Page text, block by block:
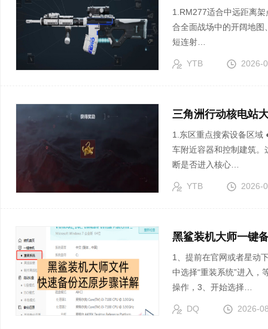
1.RM277适合中远距离架点 ●RM277在中远距离拥有较强的持续输出
合全面战场中的开阔地
短连射…
YTB 2026-
三角洲行动核电站
1.东区重点搜索设备区域 ●东区出生后可以优先搜索水处理区域、设备房、货
车附近容器和控制建筑
断是否进入核心…
YTB 2026-
黑鲨装机大师一键
1、提前在官网或者星动
中选择“重装系统”进入，
操作，3、开始选择…
DQ 2026-